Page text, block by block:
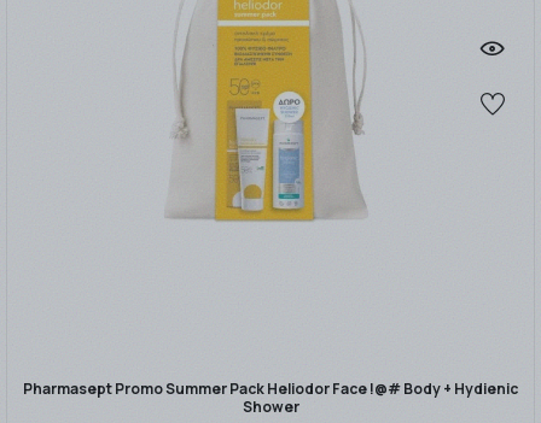
Pharmasept Promo Summer Pack Heliodor Face !@# Body + Hydienic
Shower